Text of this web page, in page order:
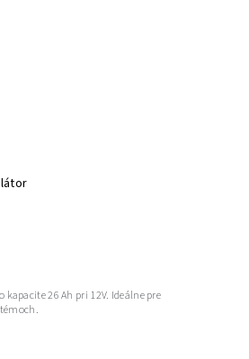
26 Ah pri 12V. Ideálne pre